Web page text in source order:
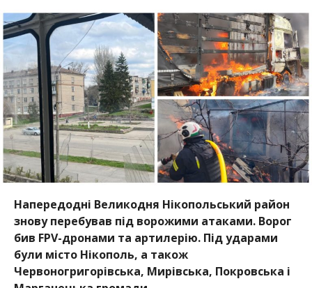
Напередодні Великодня Нікопольський район
знову перебував під ворожими атаками. Ворог
бив FPV-дронами та артилерію. Під ударами
були місто Нікополь, а також
Червоногригорівська, Мирівська, Покровська і
Марганецька громади.
Про це повідомляє Інформатор із посиланням на
очільника Нікопольської РВАІвана Базилюка.
11 квітня у Нікополі внаслідок обстрілів виникли
пожежі, зокрема горіли вантажні автомобілі.
Пошкоджено будівлю міської ради, об’єкти
залізничної інфраструктури, житлові будинки та
енергетичні мережі.